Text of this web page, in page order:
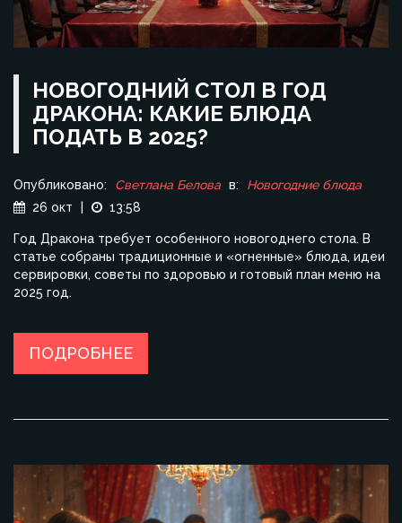
НОВОГОДНИЙ СТОЛ В ГОД
ДРАКОНА: КАКИЕ БЛЮДА
ПОДАТЬ В 2025?
Опубликовано: Светлана Белова в:
Новогодние блюда
26 окт
13:58
Год Дракона требует особенного новогоднего стола. В
статье собраны традиционные и «огненные» блюда, идеи
сервировки, советы по здоровью и готовый план меню на
2025 год.
ПОДРОБНЕЕ